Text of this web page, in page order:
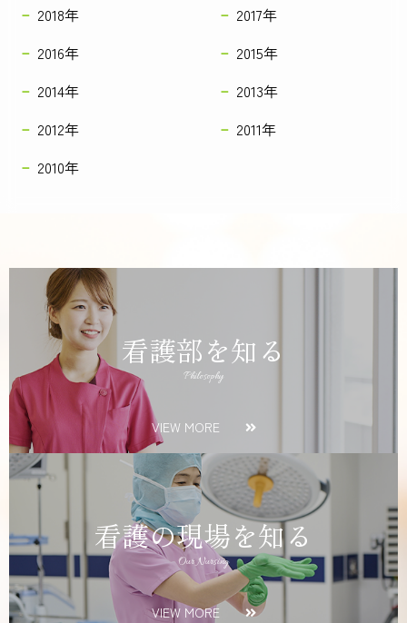
2018年
2017年
2016年
2015年
2014年
2013年
2012年
2011年
2010年
看護部を知る
Philosophy
VIEW MORE
看護の現場を知る
Our Nursing
VIEW MORE